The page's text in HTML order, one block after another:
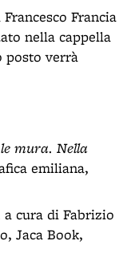
Francia
nella cappella
posto verrà
mura. Nella
emiliana,
a cura di Fabrizio
Jaca Book,